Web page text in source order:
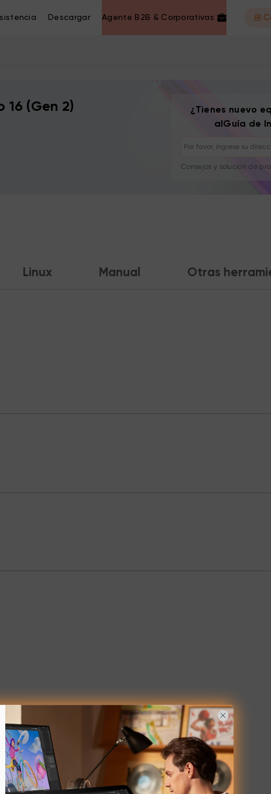
Descargar Agente B2B & Corporativas
16 (Gen 2)
¿Tienes nuevo
alGuía de
Darse de baja: con un
Tutoriales de dibujo
Consejos y solución de
Historias de artistas e
Linux Manual Otras